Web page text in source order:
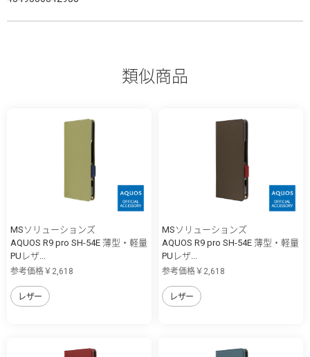
類似商品
MSソリューションズ
AQUOS R9 pro SH-54E 薄型・軽量
PUレザ...
参考価格￥2,618
レザー
MSソリューションズ
AQUOS R9 pro SH-54E 薄型・軽量
PUレザ...
参考価格￥2,618
レザー